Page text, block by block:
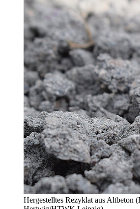
Hergestelltes Rezyklat aus Altbeton